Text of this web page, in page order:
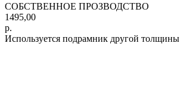
СОБСТВЕННОЕ ПРОЗВОДСТВО
1495,00
р.
Используется подрамник другой толщины